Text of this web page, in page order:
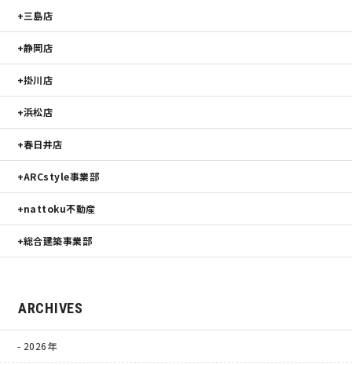
三島店
静岡店
掛川店
浜松店
春日井店
ARCstyle事業部
nattoku不動産
総合建築事業部
ARCHIVES
2026年